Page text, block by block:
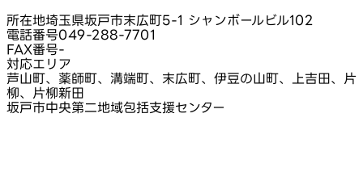
所在地埼玉県坂戸市末広町5-1 シャンボールビル102
電話番号049-288-7701
FAX番号-
対応エリア
芦山町、薬師町、溝端町、末広町、伊豆の山町、上吉田、片
柳、片柳新田
坂戸市中央第二地域包括支援センター